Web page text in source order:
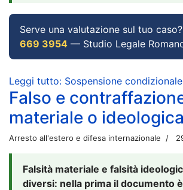
Serve una valutazione sul tuo caso?
669 3954 — Studio Legale
Leggi tutto: Sospensione
Falso e
materiale o ideologica
Arresto all'estero e difesa internazionale
Falsità materiale e falsità
diversi: nella prima il documento